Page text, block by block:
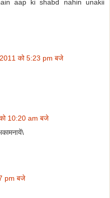
aap ki shabd nahin unakii
को 5:23 pm बजे
10:20 am बजे
pm बजे